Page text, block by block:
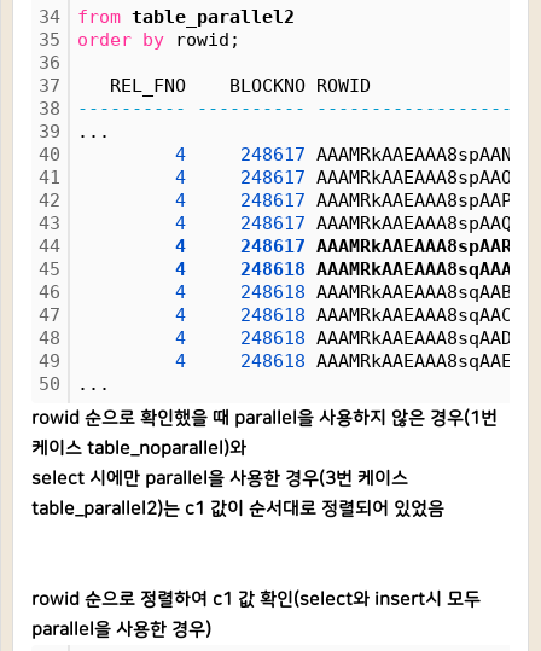
34
35
36
37
38
39
40
41
42
43
44
45
46
47
48
49
50
from table_parallel2
order by rowid;
REL_FNO    BLOCKNO ROWID
----------
---------- ------------------
...
4
248617 AAAMRkAAEAAA8spAAN
4
248617 AAAMRkAAEAAA8spAAO
4
248617 AAAMRkAAEAAA8spAAP
4
248617 AAAMRkAAEAAA8spAAQ
4
248617 AAAMRkAAEAAA8spAAR
4
248618 AAAMRkAAEAAA8sqAAA
4
248618 AAAMRkAAEAAA8sqAAB
4
248618 AAAMRkAAEAAA8sqAAC
4
248618 AAAMRkAAEAAA8sqAAD
4
248618 AAAMRkAAEAAA8sqAAE
...
rowid 순으로 확인했을 때 parallel을 사용하지 않은 경우(1번
케이스 table_noparallel)와
select 시에만 parallel을 사용한 경우(3번 케이스
table_parallel2)는 c1 값이 순서대로 정렬되어 있었음
rowid 순으로 정렬하여 c1 값 확인(select와 insert시 모두
parallel을 사용한 경우)